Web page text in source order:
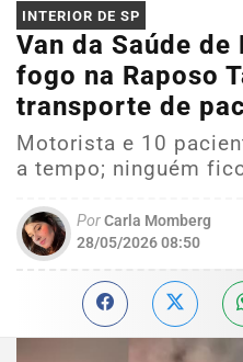
INTERIOR DE SP
Van da Saúde de
fogo na Raposo
transporte de
Motorista e 10
a tempo; ninguém
PorCarla Momberg
28/05/2026 08:50